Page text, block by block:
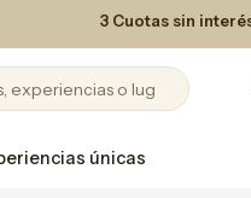
3 Cuotas sin
únicas